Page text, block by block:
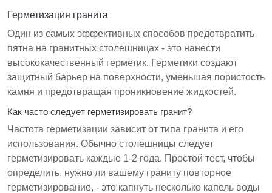
Герметизация гранита
Один из самых эффективных способов предотвратить
пятна на гранитных столешницах - это нанести
высококачественный герметик. Герметики создают
защитный барьер на поверхности, уменьшая пористость
камня и предотвращая проникновение жидкостей.
Как часто следует герметизировать гранит?
Частота герметизации зависит от типа гранита и его
использования. Обычно столешницы следует
герметизировать каждые 1-2 года. Простой тест, чтобы
определить, нужно ли вашему граниту повторное
герметизирование, - это капнуть несколько капель воды